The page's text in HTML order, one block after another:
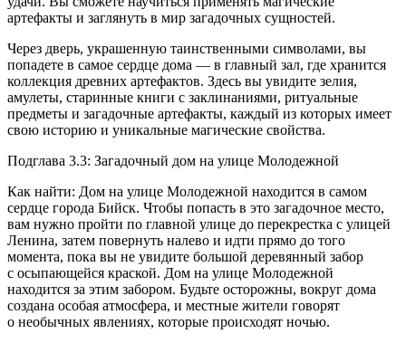
артефакты и заглянуть в мир загадочных сущностей.
Через дверь, украшенную таинственными символами, вы
попадете в самое сердце дома — в главный зал, где хранится
коллекция древних артефактов. Здесь вы увидите зелия,
амулеты, старинные книги с заклинаниями, ритуальные
предметы и загадочные артефакты, каждый из которых имеет
свою историю и уникальные магические свойства.
Подглава 3.3: Загадочный дом на улице Молодежной
Как найти: Дом на улице Молодежной находится в самом
сердце города Бийск. Чтобы попасть в это загадочное место,
вам нужно пройти по главной улице до перекрестка с улицей
Ленина, затем повернуть налево и идти прямо до того
момента, пока вы не увидите большой деревянный забор
с осыпающейся краской. Дом на улице Молодежной
находится за этим забором. Будьте осторожны, вокруг дома
создана особая атмосфера, и местные жители говорят
о необычных явлениях, которые происходят ночью.